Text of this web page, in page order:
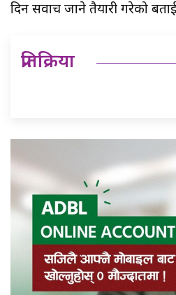
दिन सर्वोच जाने तैयारी गरेको
प्रतिक्रिया